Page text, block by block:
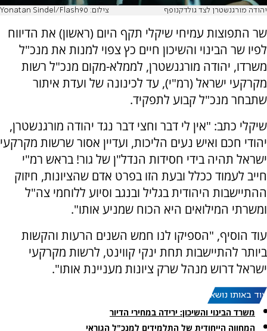
יהודה מורגנשטרן לצד גולדקנופף צילום: Yonatan Sindel/Flash90
שר התפוצות עמיחי שיקלי תקף היום (ראשון) את הדיווח
לפיו שר הבינוי והשיכון חיים כץ צפוי למנות את מנכ"ל
משרדו, יהודה מורגנשטרן, לממלא-מקום מנכ"ל רשות
מקרקעי ישראל (רמ"י), עד לכינונה של ועדת איתור
שתבחר מנכ"ל קבוע לתפקיד.
שיקלי כתב: "אין לי דבר וחצי דבר נגד יהודה מורגנשטרן,
יהודי חכם ואיש נעים הליכות, ועדיין אסור שרשות מקרקעי
ישראל תהיה בידי חסידות הנדל"ן של גור! בראש רמ"י
חייב לעמוד ככלל ובעת הזו בפרט אדם שהציונות, חיזוק
ההתיישבות היהודית בגליל ובנגב וסיוע ללוחמי צה"ל
ומשרתי המילואים היא הכוח שמניע אותו".
עוד הוסיף, "הספיקו לנו חמש השנים הרעות והקשות
ביותר להתיישבות תחת ינקי קווינט, לרשות מקרקעי
ישראל דרוש מנהל שרק ציונות מעניינת אותו".
עוד באותו נושא:
משרד הבינוי והשיכון: ירידה במחירי הדיור
המחווה הייחודית של התלמידים למנכ"ל הגוראי